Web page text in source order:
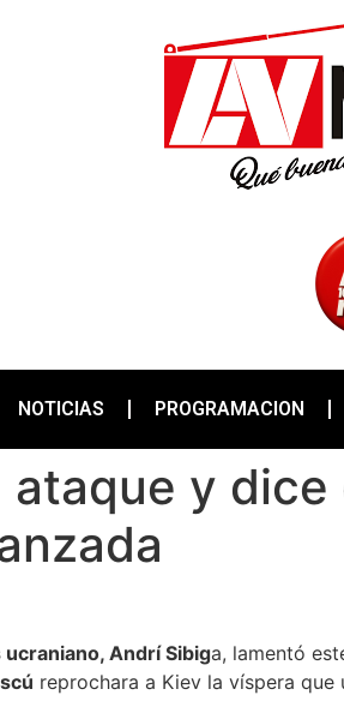
NOTICIAS PROGRAMACION
ataque y
Andrí Sibiga, lamentó
reprochara a Kiev la víspera que